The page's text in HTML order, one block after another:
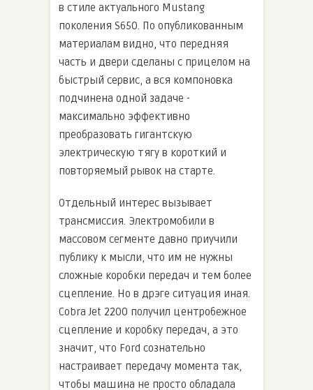
в стиле актуального Mustang
поколения S650. По опубликованным
материалам видно, что передняя
часть и двери сделаны с прицелом на
быстрый сервис, а вся компоновка
подчинена одной задаче -
максимально эффективно
преобразовать гигантскую
электрическую тягу в короткий и
повторяемый рывок на старте.
Отдельный интерес вызывает
трансмиссия. Электромобили в
массовом сегменте давно приучили
публику к мысли, что им не нужны
сложные коробки передач и тем более
сцепление. Но в дрэге ситуация иная.
Cobra Jet 2200 получил центробежное
сцепление и коробку передач, а это
значит, что Ford сознательно
настраивает передачу момента так,
чтобы машина не просто обладала